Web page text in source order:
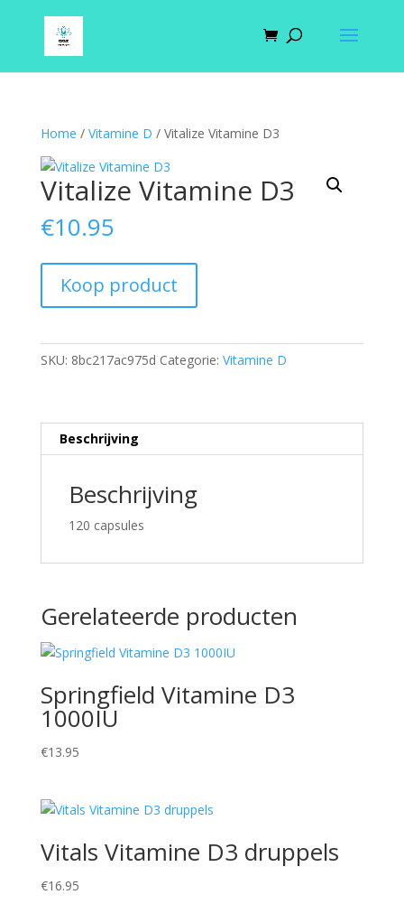
Home / Vitamine D / Vitalize Vitamine D3
Vitalize Vitamine D3
€10.95
Koop product
SKU: 8bc217ac975d Categorie: Vitamine D
Beschrijving
Beschrijving
120 capsules
Gerelateerde producten
Springfield Vitamine D3
1000IU
€13.95
Vitals Vitamine D3 druppels
€16.95